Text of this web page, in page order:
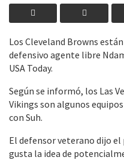
Los Cleveland Browns
defensivo agente libre
USA Today.
Según se informó, los Las
Vikings son algunos
con Suh.
El defensor veterano dijo el
gusta la idea de